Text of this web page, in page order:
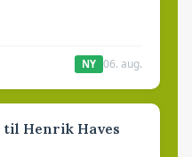
NY 06. aug.
Henrik Haves